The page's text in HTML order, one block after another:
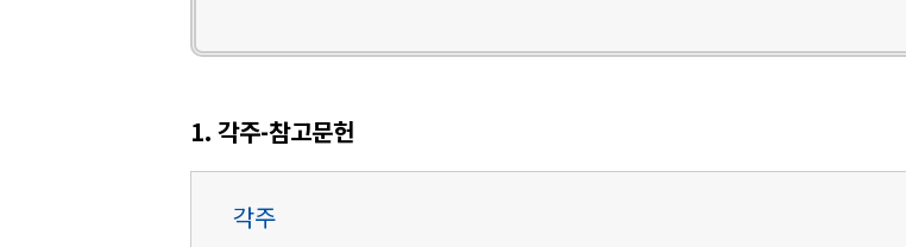
1. 각주-참고문헌
각주